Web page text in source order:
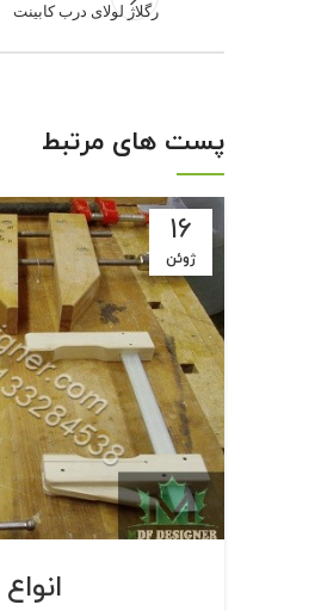
رگلاژ لولای درب کابینت
پست های مرتبط
16
ژوئن